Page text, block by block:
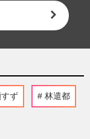
ず 林遣都